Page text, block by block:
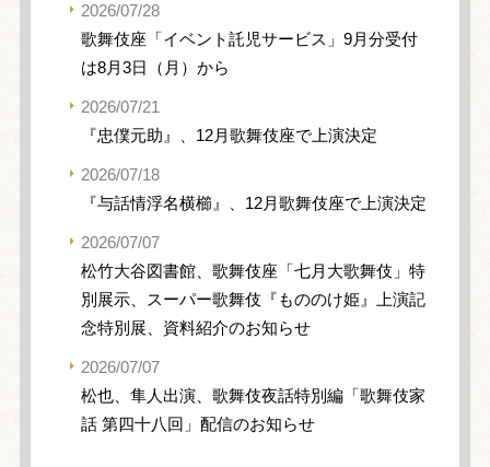
2026/07/28
歌舞伎座「イベント託児サービス」9月分受付
は8月3日（月）から
2026/07/21
『忠僕元助』、12月歌舞伎座で上演決定
2026/07/18
『与話情浮名横櫛』、12月歌舞伎座で上演決定
2026/07/07
松竹大谷図書館、歌舞伎座「七月大歌舞伎」特
別展示、スーパー歌舞伎『もののけ姫』上演記
念特別展、資料紹介のお知らせ
2026/07/07
松也、隼人出演、歌舞伎夜話特別編「歌舞伎家
話 第四十八回」配信のお知らせ